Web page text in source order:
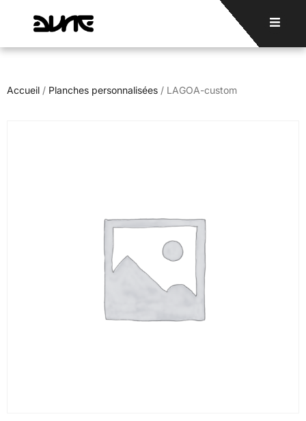
Accueil / Planches personnalisées / LAGOA-custom